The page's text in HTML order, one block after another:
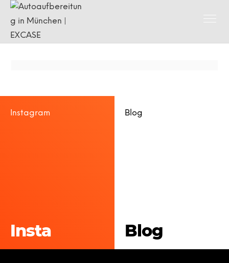
Instagram
Insta
Blog
Blog